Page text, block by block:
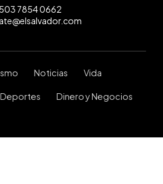
7854 0662
Noticias Vida
Deportes Dinero y Negocios